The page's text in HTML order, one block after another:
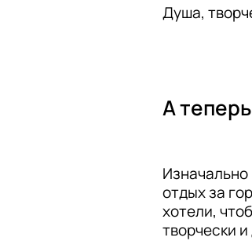
А
отдых за
хотели,
творчески